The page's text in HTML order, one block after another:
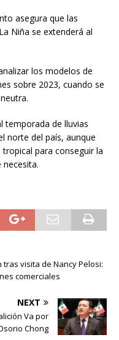
asegura que las
Niña se extenderá al
los modelos de
sobre 2023, cuando se
temporada de lluvias
norte del país, aunque
para conseguir la
necesita.
tras visita de Nancy Pelosi:
comerciales
NEXT
Va por
Chong